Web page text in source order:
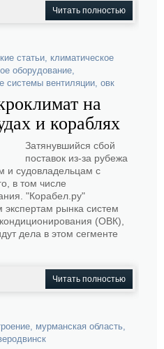
Читать полностью
статьи, климатическое
оборудование,
системы вентиляции, овк
на
и кораблях
Затянувшийся сбой
поставок из-за рубежа
и судовладельцам с
в том числе
"Корабел.ру"
экспертам рынка систем
(ОВК),
дела в этом сегменте
Читать полностью
, мурманская область,